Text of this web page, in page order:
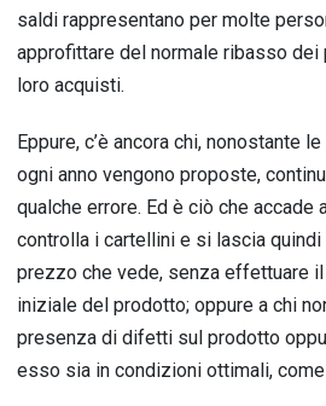
saldi rappresentano per molte
approfittare del normale ribasso
loro acquisti.
Eppure, c’è ancora chi, nonostante
ogni anno vengono proposte,
qualche errore. Ed è ciò che accade
controlla i cartellini e si lascia quindi
prezzo che vede, senza effettuare
iniziale del prodotto; oppure a chi
presenza di difetti sul prodotto
esso sia in condizioni ottimali,